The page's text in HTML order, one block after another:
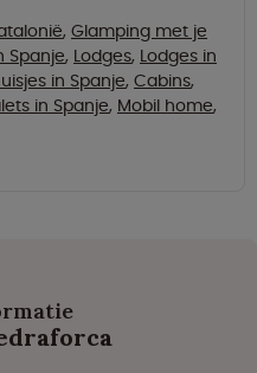
, Glamping met je
Spanje, Lodges, Lodges in
in Spanje, Cabins,
in Spanje, Mobil home,